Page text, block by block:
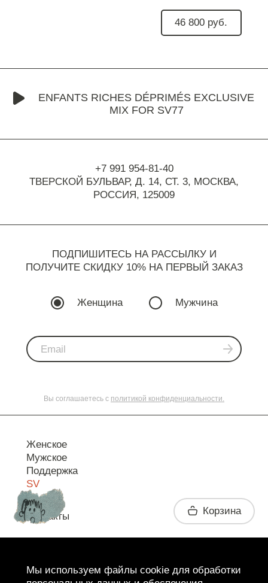
46 800 руб.
ENFANTS RICHES DÉPRIMÉS EXCLUSIVE
MIX FOR SV77
+7 991 954-81-40
ТВЕРСКОЙ БУЛЬВАР, Д. 14, СТ. 3, МОСКВА,
РОССИЯ, 125009
ПОДПИШИТЕСЬ НА РАССЫЛКУ И
ПОЛУЧИТЕ СКИДКУ 10% НА ПЕРВЫЙ ЗАКАЗ
Женщина Мужчина
Вы соглашаетесь с политикой конфиденциальности.
Женское
Мужское
Поддержка
SV
Контакты Корзина
Мы используем файлы cookie для обработки